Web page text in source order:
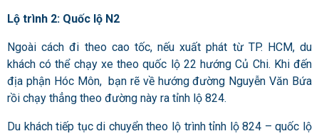
Lộ trình 2: Quốc lộ N2
Ngoài cách đi theo cao tốc, nếu xuất phát từ TP. HCM, du
khách có thể chạy xe theo quốc lộ 22 hướng Củ Chi. Khi đến
địa phận Hóc Môn, bạn rẽ về hướng đường Nguyễn Văn Bứa
rồi chạy thẳng theo đường này ra tỉnh lộ 824.
Du khách tiếp tục di chuyển theo lộ trình tỉnh lộ 824 – quốc lộ